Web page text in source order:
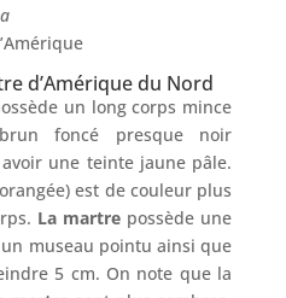
d’Amérique du Nord
un long corps mince
foncé presque noir
une teinte jaune pâle.
est de couleur plus
La martre possède une
museau pointu ainsi que
5 cm. On note que la